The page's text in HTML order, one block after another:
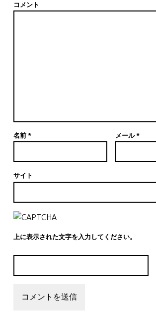
コメント
名前 * メール*
サイト
上に表示された文字を入力してください。